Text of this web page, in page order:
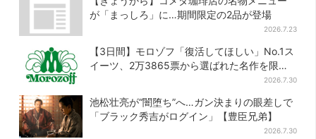
が「まっしろ」に…期間限定の2品が登場
2026.7.23
【3日間】モロゾフ「復活してほしい」No.1ス
イーツ、2万3865票から選ばれた名作を限定
2026.7.30
池松壮亮が“闇堕ち”へ…ガン決まりの眼差しで
「ブラック秀吉がログイン」【豊臣兄弟】
2026.7.30